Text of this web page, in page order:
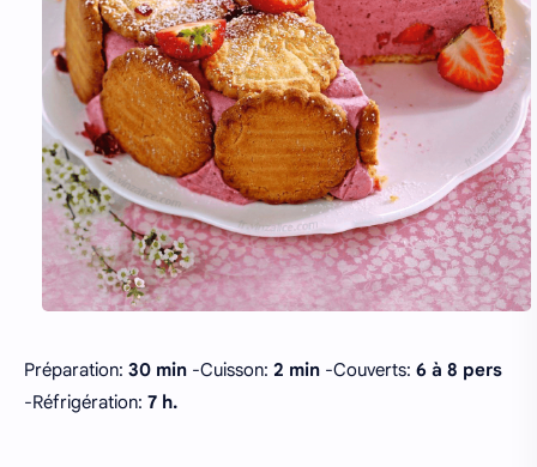
Préparation: 30 min -Cuisson: 2 min -Couverts: 6 à 8 pers
-Réfrigération: 7 h.